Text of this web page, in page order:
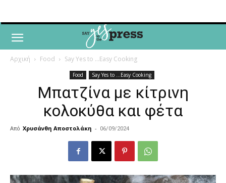
Αρχική Food Say Yes to ...Easy Cooking
Food Say Yes to ...Easy Cooking
Μπατζίνα με κίτρινη
κολοκύθα και φέτα
Από Χρυσάνθη Αποστολάκη - 06/09/2024